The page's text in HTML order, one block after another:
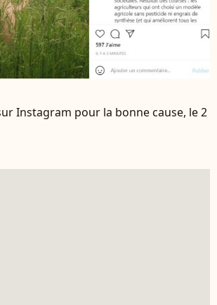
Instagram pour la bonne cause, le 2